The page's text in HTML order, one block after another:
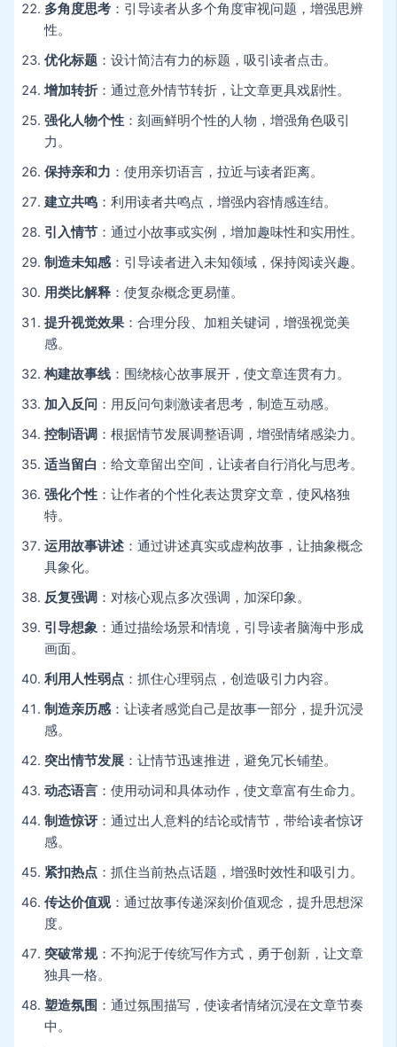
多角度思考 ：引导读者从多个角度审视问题，增强思辨
性。
优化标题 ：设计简洁有力的标题，吸引读者点击。
增加转折 ：通过意外情节转折，让文章更具戏剧性。
强化人物个性 ：刻画鲜明个性的人物，增强角色吸引
力。
保持亲和力 ：使用亲切语言，拉近与读者距离。
建立共鸣 ：利用读者共鸣点，增强内容情感连结。
引入情节 ：通过小故事或实例，增加趣味性和实用性。
制造未知感 ：引导读者进入未知领域，保持阅读兴趣。
用类比解释 ：使复杂概念更易懂。
提升视觉效果 ：合理分段、加粗关键词，增强视觉美
感。
构建故事线 ：围绕核心故事展开，使文章连贯有力。
加入反问 ：用反问句刺激读者思考，制造互动感。
控制语调 ：根据情节发展调整语调，增强情绪感染力。
适当留白 ：给文章留出空间，让读者自行消化与思考。
强化个性 ：让作者的个性化表达贯穿文章，使风格独
特。
运用故事讲述 ：通过讲述真实或虚构故事，让抽象概念
具象化。
反复强调 ：对核心观点多次强调，加深印象。
引导想象 ：通过描绘场景和情境，引导读者脑海中形成
画面。
利用人性弱点 ：抓住心理弱点，创造吸引力内容。
制造亲历感 ：让读者感觉自己是故事一部分，提升沉浸
感。
突出情节发展 ：让情节迅速推进，避免冗长铺垫。
动态语言 ：使用动词和具体动作，使文章富有生命力。
制造惊讶 ：通过出人意料的结论或情节，带给读者惊讶
感。
紧扣热点 ：抓住当前热点话题，增强时效性和吸引力。
传达价值观：通过故事传递深刻价值观念，提升思想深
度。
突破常规：不拘泥于传统写作方式，勇于创新，让文章
独具一格。
塑造氛围 ：通过氛围描写，使读者情绪沉浸在文章节奏
中。